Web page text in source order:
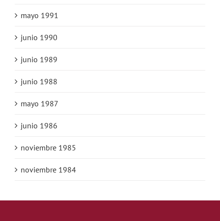
mayo 1991
junio 1990
junio 1989
junio 1988
mayo 1987
junio 1986
noviembre 1985
noviembre 1984